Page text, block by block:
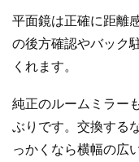
平面鏡は正確に距離
の後方確認やバック
くれます。
純正のルームミラー
ぶりです。交換する
っかくなら横幅の広